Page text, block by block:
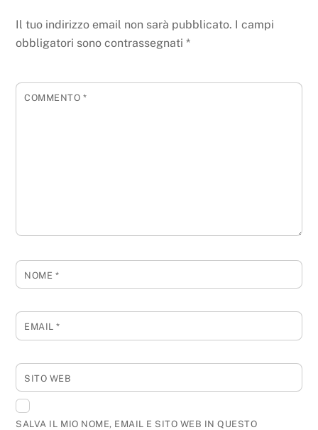
Il tuo indirizzo email non sarà pubblicato. I campi
obbligatori sono contrassegnati*
COMMENTO*
NOME *
EMAIL*
SITO WEB
SALVA IL MIO NOME, EMAIL E SITO WEB IN QUESTO